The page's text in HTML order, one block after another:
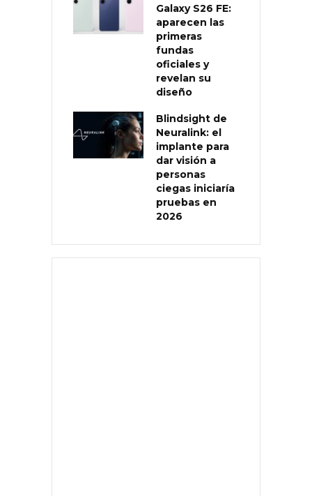
Galaxy S26 FE:
aparecen las
primeras
fundas
oficiales y
revelan su
diseño
Blindsight de
Neuralink: el
implante para
dar visión a
personas
ciegas iniciaría
pruebas en
2026